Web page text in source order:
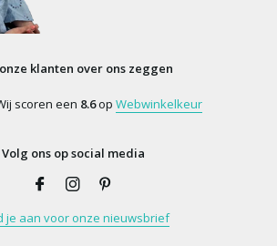
klanten over ons zeggen
scoren een 8.6op Webwinkelkeur
Volg ons op social media
je aan voor onze nieuwsbrief